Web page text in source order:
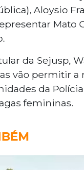
Aloysio
Mato
da Sejusp,
vão permitir a
da
femininas.